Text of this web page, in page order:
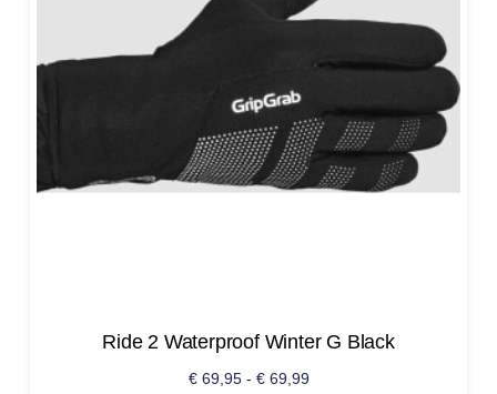
Ride 2 Waterproof Winter G Black
€69,95 - €69,99